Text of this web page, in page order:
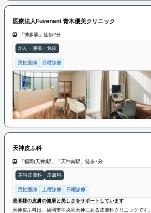
医療法人Fuvenant 青木優美クリニック
「博多駅」徒歩2分
がん・腫瘍・免疫
男性医師 日曜診療
天神皮ふ科
「福岡(天神)駅」「天神南駅」徒歩7分
美容皮膚科 皮膚科
男性医師 土曜診療 日曜診療
患者様の皮膚の健康と美しさをサポートしています
天神皮ふ科は、福岡市中央区天神にある皮膚科クリニックです。